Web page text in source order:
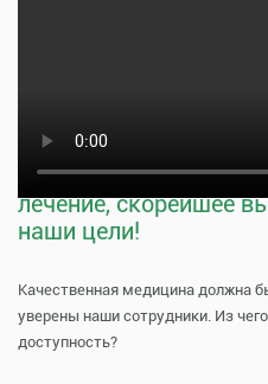
Тщательная
лечение, скорейшее
наши цели!
Качественная медицина должна
уверены наши сотрудники. Из
доступность?